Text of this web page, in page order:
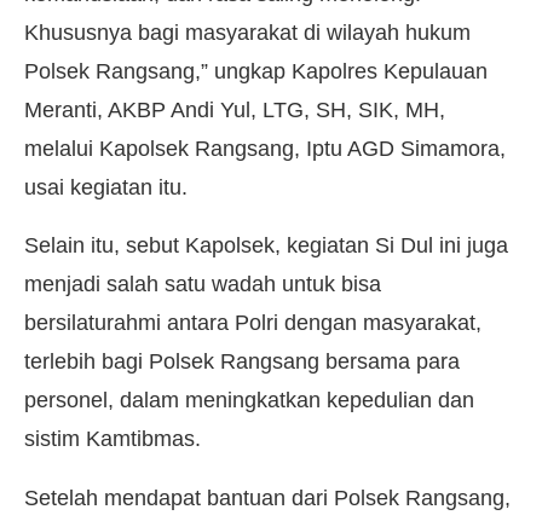
Khususnya bagi masyarakat di wilayah hukum
Polsek Rangsang,” ungkap Kapolres Kepulauan
Meranti, AKBP Andi Yul, LTG, SH, SIK, MH,
melalui Kapolsek Rangsang, Iptu AGD Simamora,
usai kegiatan itu.
Selain itu, sebut Kapolsek, kegiatan Si Dul ini juga
menjadi salah satu wadah untuk bisa
bersilaturahmi antara Polri dengan masyarakat,
terlebih bagi Polsek Rangsang bersama para
personel, dalam meningkatkan kepedulian dan
sistim Kamtibmas.
Setelah mendapat bantuan dari Polsek Rangsang,